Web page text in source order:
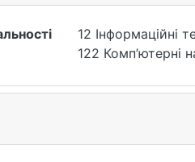
12 Інформаційні
122 Комп’ютерні